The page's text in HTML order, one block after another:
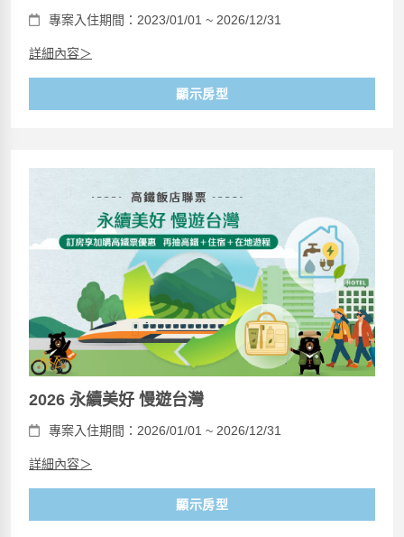
專案入住期間：2023/01/01 ~ 2026/12/31
詳細內容＞
顯示房型
2026 永續美好 慢遊台灣
專案入住期間：2026/01/01 ~ 2026/12/31
詳細內容＞
顯示房型